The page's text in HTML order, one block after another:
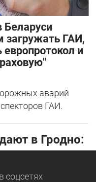
Беларуси
загружать ГАИ,
и
аварий
ГАИ.
в Гродно:
в соцсетях